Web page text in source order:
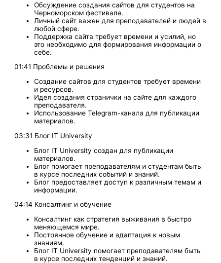
Обсуждение создания сайтов для студентов на
Черноморском фестивале.
Личный сайт важен для преподавателей и людей в
любой сфере.
Поддержка сайта требует времени и усилий, но
это необходимо для формирования информации о
себе.
01:41 Проблемы и решения
Создание сайтов для студентов требует времени
и ресурсов.
Идея создания странички на сайте для каждого
преподавателя.
Использование Telegram-канала для публикации
материалов.
03:31 Блог IT University
Блог IT University создан для публикации
материалов.
Блог помогает преподавателям и студентам быть
в курсе последних событий и знаний.
Блог предоставляет доступ к различным темам и
информации.
04:14 Консалтинг и обучение
Консалтинг как стратегия выживания в быстро
меняющемся мире.
Постоянное обучение и адаптация к новым
знаниям.
Блог IT University помогает преподавателям быть
в курсе последних тенденций и знаний.